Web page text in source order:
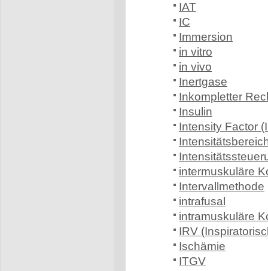
IAT
IC
Immersion
in vitro
in vivo
Inertgase
Inkompletter
Insulin
Intensity Factor
intermuskuläre
Intervallmethode
intrafusal
intramuskuläre
IRV
Ischämie
ITGV